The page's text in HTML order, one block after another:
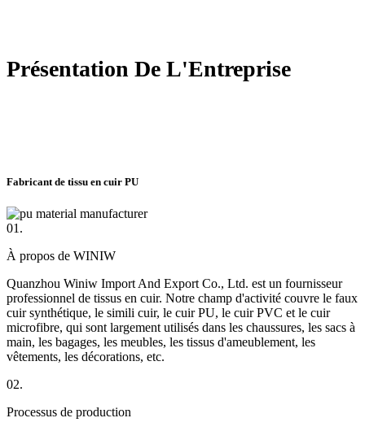
Présentation De L'Entreprise
Fabricant de tissu en cuir PU
01.
À propos de WINIW
Quanzhou Winiw Import And Export Co., Ltd. est un fournisseur
professionnel de tissus en cuir. Notre champ d'activité couvre le faux
cuir synthétique, le simili cuir, le cuir PU, le cuir PVC et le cuir
microfibre, qui sont largement utilisés dans les chaussures, les sacs à
main, les bagages, les meubles, les tissus d'ameublement, les
vêtements, les décorations, etc.
02.
Processus de production